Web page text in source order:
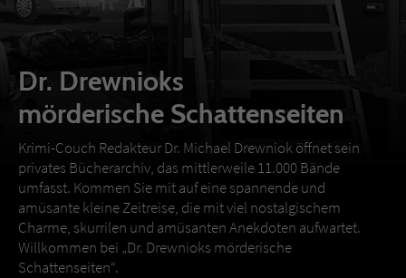
Dr. Drewnioks
mörderische Schattenseiten
Krimi-Couch Redakteur Dr. Michael Drewniok öffnet sein
privates Bücherarchiv, das mittlerweile 11.000 Bände
umfasst. Kommen Sie mit auf eine spannende und
amüsante kleine Zeitreise, die mit viel nostalgischem
Charme, skurrilen und amüsanten Anekdoten aufwartet.
Willkommen bei „Dr. Drewnioks mörderische
Schattenseiten“.